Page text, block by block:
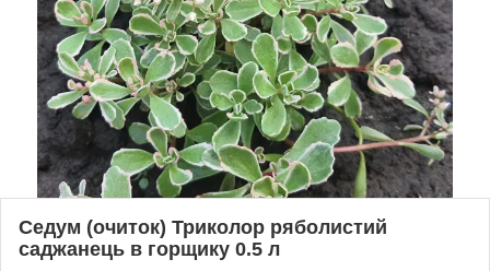
Седум (очиток) Триколор ряболистий
саджанець в горщику 0.5 л